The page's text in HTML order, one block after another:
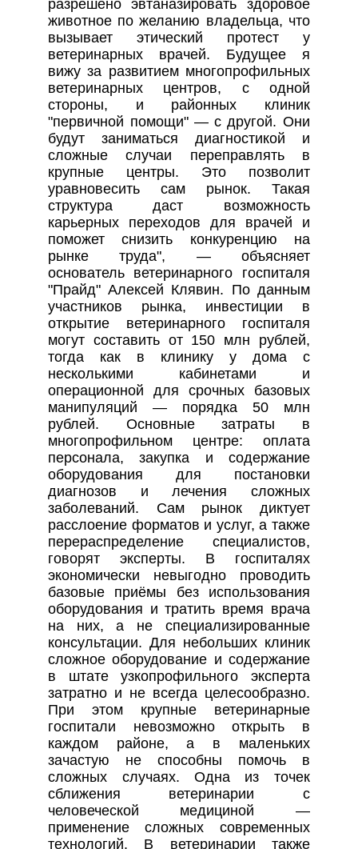
разрешено эвтаназировать здоровое
животное по желанию владельца, что
вызывает этический протест у
ветеринарных врачей. Будущее я
вижу за развитием многопрофильных
ветеринарных центров, с одной
стороны, и районных клиник
"первичной помощи" — с другой. Они
будут заниматься диагностикой и
сложные случаи переправлять в
крупные центры. Это позволит
уравновесить сам рынок. Такая
структура даст возможность
карьерных переходов для врачей и
поможет снизить конкуренцию на
рынке труда", — объясняет
основатель ветеринарного госпиталя
"Прайд" Алексей Клявин. По данным
участников рынка, инвестиции в
открытие ветеринарного госпиталя
могут составить от 150 млн рублей,
тогда как в клинику у дома с
несколькими кабинетами и
операционной для срочных базовых
манипуляций — порядка 50 млн
рублей. Основные затраты в
многопрофильном центре: оплата
персонала, закупка и содержание
оборудования для постановки
диагнозов и лечения сложных
заболеваний. Сам рынок диктует
расслоение форматов и услуг, а также
перераспределение специалистов,
говорят эксперты. В госпиталях
экономически невыгодно проводить
базовые приёмы без использования
оборудования и тратить время врача
на них, а не специализированные
консультации. Для небольших клиник
сложное оборудование и содержание
в штате узкопрофильного эксперта
затратно и не всегда целесообразно.
При этом крупные ветеринарные
госпитали невозможно открыть в
каждом районе, а в маленьких
зачастую не способны помочь в
сложных случаях. Одна из точек
сближения ветеринарии с
человеческой медициной —
применение сложных современных
технологий. В ветеринарии также